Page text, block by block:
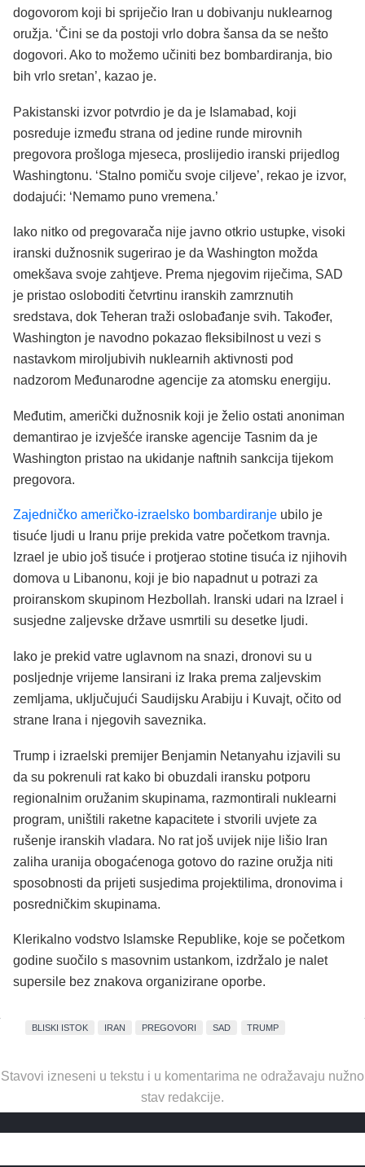
dogovorom koji bi spriječio Iran u dobivanju nuklearnog
oružja. ‘Čini se da postoji vrlo dobra šansa da se nešto
dogovori. Ako to možemo učiniti bez bombardiranja, bio
bih vrlo sretan’, kazao je.
Pakistanski izvor potvrdio je da je Islamabad, koji
posreduje između strana od jedine runde mirovnih
pregovora prošloga mjeseca, proslijedio iranski prijedlog
Washingtonu. ‘Stalno pomiču svoje ciljeve’, rekao je izvor,
dodajući: ‘Nemamo puno vremena.’
Iako nitko od pregovarača nije javno otkrio ustupke, visoki
iranski dužnosnik sugerirao je da Washington možda
omekšava svoje zahtjeve. Prema njegovim riječima, SAD
je pristao osloboditi četvrtinu iranskih zamrznutih
sredstava, dok Teheran traži oslobađanje svih. Također,
Washington je navodno pokazao fleksibilnost u vezi s
nastavkom miroljubivih nuklearnih aktivnosti pod
nadzorom Međunarodne agencije za atomsku energiju.
Međutim, američki dužnosnik koji je želio ostati anoniman
demantirao je izvješće iranske agencije Tasnim da je
Washington pristao na ukidanje naftnih sankcija tijekom
pregovora.
Zajedničko američko-izraelsko bombardiranje ubilo je
tisuće ljudi u Iranu prije prekida vatre početkom travnja.
Izrael je ubio još tisuće i protjerao stotine tisuća iz njihovih
domova u Libanonu, koji je bio napadnut u potrazi za
proiranskom skupinom Hezbollah. Iranski udari na Izrael i
susjedne zaljevske države usmrtili su desetke ljudi.
Iako je prekid vatre uglavnom na snazi, dronovi su u
posljednje vrijeme lansirani iz Iraka prema zaljevskim
zemljama, uključujući Saudijsku Arabiju i Kuvajt, očito od
strane Irana i njegovih saveznika.
Trump i izraelski premijer Benjamin Netanyahu izjavili su
da su pokrenuli rat kako bi obuzdali iransku potporu
regionalnim oružanim skupinama, razmontirali nuklearni
program, uništili raketne kapacitete i stvorili uvjete za
rušenje iranskih vladara. No rat još uvijek nije lišio Iran
zaliha uranija obogaćenoga gotovo do razine oružja niti
sposobnosti da prijeti susjedima projektilima, dronovima i
posredničkim skupinama.
Klerikalno vodstvo Islamske Republike, koje se početkom
godine suočilo s masovnim ustankom, izdržalo je nalet
supersile bez znakova organizirane oporbe.
BLISKI ISTOK IRAN PREGOVORI SAD TRUMP
Stavovi izneseni u tekstu i u komentarima ne odražavaju nužno
stav redakcije.